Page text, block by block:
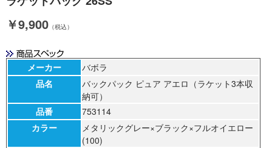
￥9,900 （税込）
メーカー
バボラ
品名
バックパック ピュア アエロ（ラケット3本収
納可）
品番
753114
カラー
メタリックグレー×ブラック×フルオイエロー
(100)